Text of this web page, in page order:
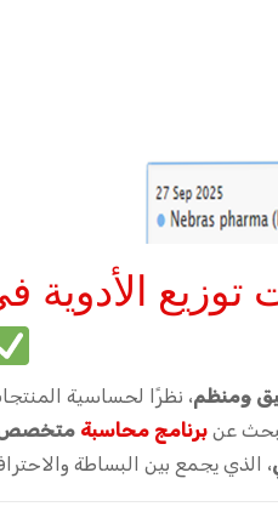
الأدوية
ومنظم، نظرًا لحساسية
عن برنامج محاسبة متخصص
، الذي يجمع بين البساطة